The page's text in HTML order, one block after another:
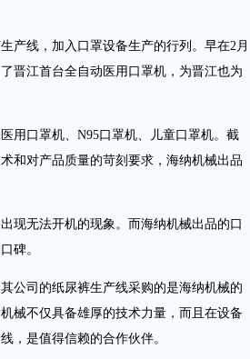
线，加入口罩设备生产的行列。早在2月
晋江首台全自动医用口罩机，为晋江也为
口罩机、N95口罩机、儿童口罩机。截
和对产品质量的苛刻要求，海纳机械出品
无法开机的现象。而海纳机械出品的口
碑。
司的纸尿裤生产线采购的是海纳机械的
械不仅具备雄厚的技术力量，而且在设备
，是值得信赖的合作伙伴。